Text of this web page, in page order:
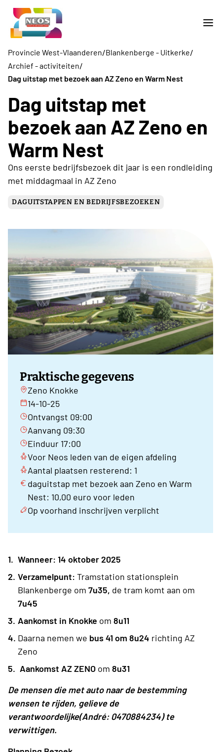
Provincie West-Vlaanderen/Blankenberge - Uitkerke/
Archief - activiteiten/
Dag uitstap met bezoek aan AZ Zeno en Warm Nest
Dag uitstap met
bezoek aan AZ Zeno en
Warm Nest
Ons eerste bedrijfsbezoek dit jaar is een rondleiding
met middagmaal in AZ Zeno
DAGUITSTAPPEN EN BEDRIJFSBEZOEKEN
Praktische gegevens
Zeno Knokke
14-10-25
Ontvangst 09:00
Aanvang 09:30
Einduur 17:00
Voor Neos leden van de eigen afdeling
Aantal plaatsen resterend: 1
daguitstap met bezoek aan Zeno en Warm
Nest: 10,00 euro voor leden
Op voorhand inschrijven verplicht
Wanneer: 14 oktober 2025
Verzamelpunt: Tramstation stationsplein
Blankenberge om 7u35, de tram komt aan om
7u45
Aankomst in Knokke om 8u11
Daarna nemen we bus 41 om 8u24 richting AZ
Zeno
Aankomst AZ ZENO om 8u31
De mensen die met auto naar de bestemming
wensen te rijden, gelieve de
verantwoordelijke(André: 0470884234) te
verwittigen.